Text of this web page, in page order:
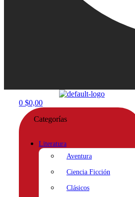
0 $0,00
Categorías
Literatura
Aventura
Ciencia Ficción
Clásicos